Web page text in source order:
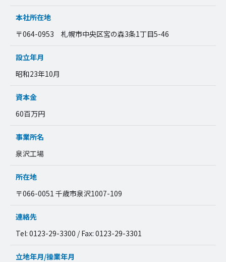
本社所在地
〒064-0953 札幌市中央区宮の森3条1丁目5-46
設立年月
昭和23年10月
資本金
60百万円
事業所名
泉沢工場
所在地
〒066-0051 千歳市泉沢1007-109
連絡先
Tel: 0123-29-3300 / Fax: 0123-29-3301
立地年月/操業年月